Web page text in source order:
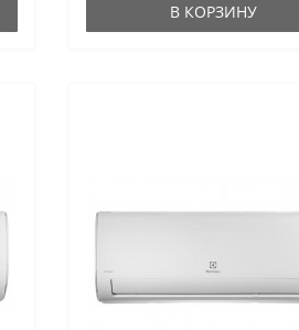
В КОРЗИНУ